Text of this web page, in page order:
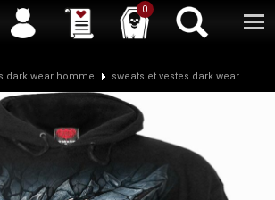
0
88 Newsletter | | Facebook
dark wear homme sweats et vestes dark wear